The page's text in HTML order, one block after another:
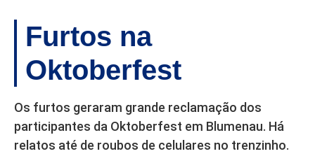
Furtos na
Oktoberfest
Os furtos geraram grande reclamação dos
participantes da Oktoberfest em Blumenau. Há
relatos até de roubos de celulares no trenzinho.